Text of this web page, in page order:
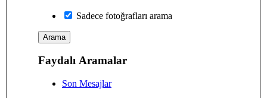
Sadece fotoğrafları arama
Faydalı Aramalar
Son Mesajlar